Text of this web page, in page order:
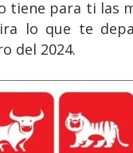
lo que te
del 2024.